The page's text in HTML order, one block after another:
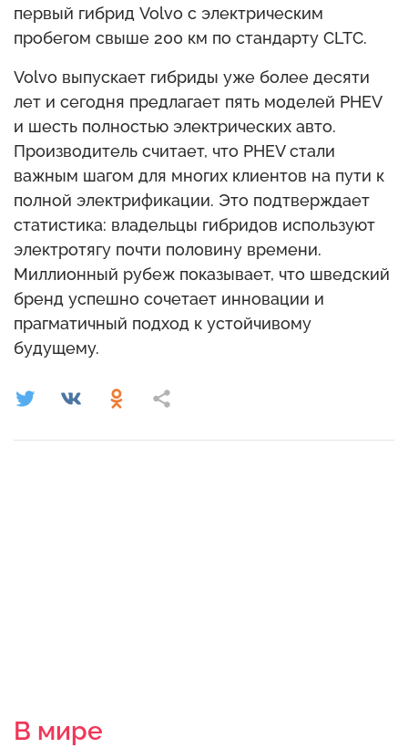
первый гибрид Volvo с электрическим
пробегом свыше 200 км по стандарту CLTC.
Volvo выпускает гибриды уже более десяти
лет и сегодня предлагает пять моделей PHEV
и шесть полностью электрических авто.
Производитель считает, что PHEV стали
важным шагом для многих клиентов на пути к
полной электрификации. Это подтверждает
статистика: владельцы гибридов используют
электротягу почти половину времени.
Миллионный рубеж показывает, что шведский
бренд успешно сочетает инновации и
прагматичный подход к устойчивому
будущему.
В мире